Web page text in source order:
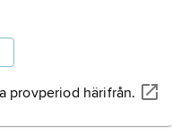
provperiod härifrån.